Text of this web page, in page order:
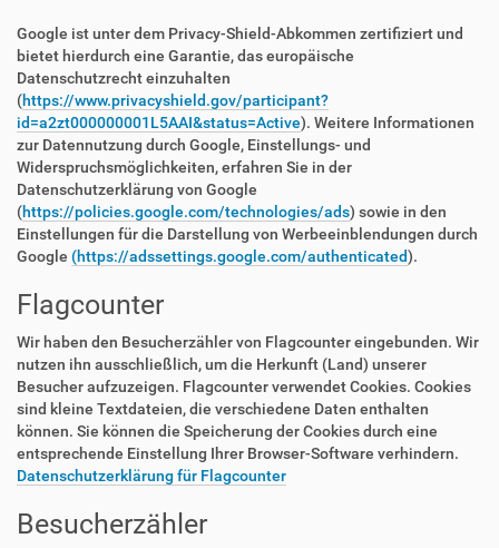
Google ist unter dem Privacy-Shield-Abkommen zertifiziert und
bietet hierdurch eine Garantie, das europäische
Datenschutzrecht einzuhalten
(https://www.privacyshield.gov/participant?
id=a2zt000000001L5AAI&status=Active). Weitere Informationen
zur Datennutzung durch Google, Einstellungs- und
Widerspruchsmöglichkeiten, erfahren Sie in der
Datenschutzerklärung von Google
(https://policies.google.com/technologies/ads) sowie in den
Einstellungen für die Darstellung von Werbeeinblendungen durch
Google (https://adssettings.google.com/authenticated).
Flagcounter
Wir haben den Besucherzähler von Flagcounter eingebunden. Wir
nutzen ihn ausschließlich, um die Herkunft (Land) unserer
Besucher aufzuzeigen. Flagcounter verwendet Cookies. Cookies
sind kleine Textdateien, die verschiedene Daten enthalten
können. Sie können die Speicherung der Cookies durch eine
entsprechende Einstellung Ihrer Browser-Software verhindern.
Datenschutzerklärung für Flagcounter
Besucherzähler